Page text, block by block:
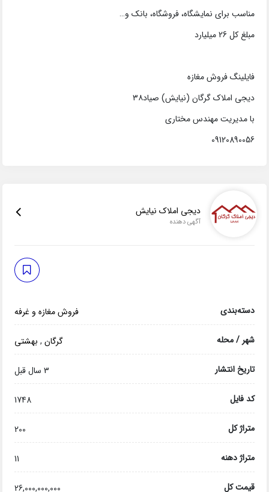
مناسب برای نمایشگاه، فروشگاه، بانک و…
مبلغ کل 26 میلیارد
فایلینگ فروش مغازه
دیجی املاک گرگان (نیایش) صیاد۳۸
با مدیریت مهندس مختاری
09120890056
دیجی املاک نیایش
آگهی دهنده
دسته‌بندی فروش مغازه و غرفه
شهر / محله گرگان, بهشتی
تاریخ انتشار 3 سال قبل
کد فایل 1748
متراژ کل 200
متراژ دهنه 11
قیمت کل 26,000,000,000